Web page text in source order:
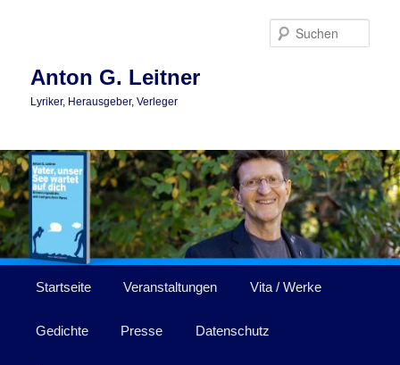
Anton G. Leitner
Lyriker, Herausgeber, Verleger
Startseite Veranstaltungen Vita / Werke
Gedichte Presse Datenschutz